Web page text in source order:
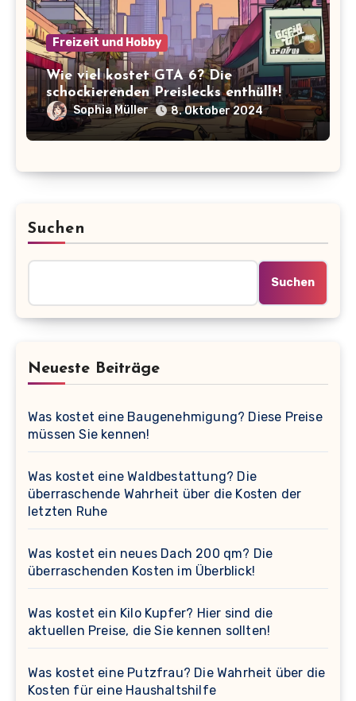
Freizeit und Hobby
Wie viel kostet GTA 6? Die
schockierenden Preislecks enthüllt!
Sophia Müller 8. Oktober 2024
Suchen
Suchen
Neueste Beiträge
Was kostet eine Baugenehmigung? Diese Preise
müssen Sie kennen!
Was kostet eine Waldbestattung? Die
überraschende Wahrheit über die Kosten der
letzten Ruhe
Was kostet ein neues Dach 200 qm? Die
überraschenden Kosten im Überblick!
Was kostet ein Kilo Kupfer? Hier sind die
aktuellen Preise, die Sie kennen sollten!
Was kostet eine Putzfrau? Die Wahrheit über die
Kosten für eine Haushaltshilfe